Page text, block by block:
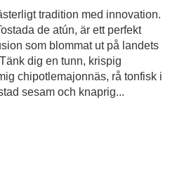
tradition med innovation.
de atún, är ett perfekt
som blommat ut på landets
dig en tunn, krispig
chipotlemajonnäs, rå tonfisk i
sesam och knaprig...